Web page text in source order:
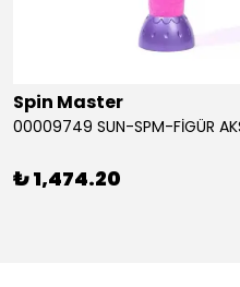
Spin Master
₺ 1,474.20